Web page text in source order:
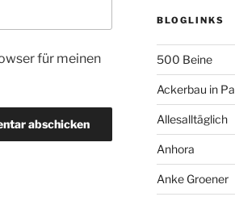
für meinen
BLOGLINKS
500 Beine
Ackerbau in
Allesalltäglich
Anhora
Anke Groener